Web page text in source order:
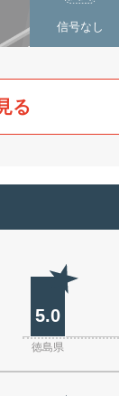
信号なし
る
5.0
徳島県